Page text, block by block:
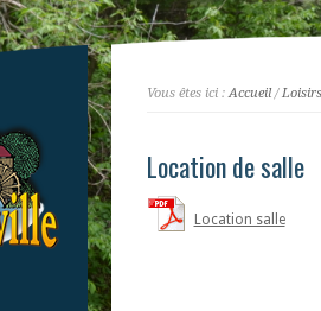
Vous êtes ici :Accueil/
Location de salle
Location salle